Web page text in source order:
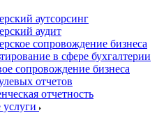
аутсорсинг
аудит
сопровождение бизнеса
в сфере бухгалтерии
сопровождение бизнеса
отчетов
отчетность